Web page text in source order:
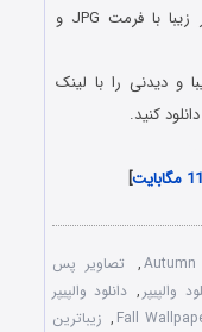
والپیپرهای پاییز شامل گلچین 217 والپیپر زیبا با فرمت JPG و
و دیدنی را با لینک
دانلود کنید.
]
Autumn
,
تصاویر پس
والپیپر , دانلود والپیپر
, زیباترین